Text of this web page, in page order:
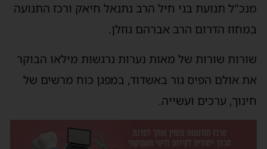
מנכ"ל תנועת בני חיל הרב נתנאל חיאק ורכז התנועה
במחוז הדרום הרב אברהם גוזלן.
שורות שורות של מאות נערות נרגשות מילאו הבוקר
את אולם הפיס גור באשדוד, במפגן כוח מרשים של
חינוך, ערכים ועשייה.